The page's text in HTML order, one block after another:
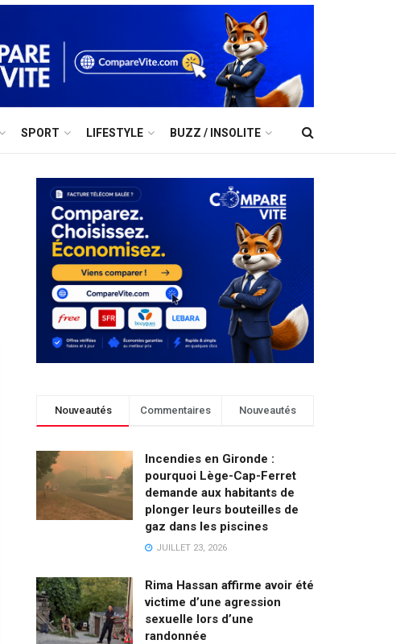
SPORT LIFESTYLE BUZZ / INSOLITE
Nouveautés Commentaires Nouveautés
Incendies en Gironde :
pourquoi Lège-Cap-Ferret
demande aux habitants de
plonger leurs bouteilles de
gaz dans les piscines
JUILLET 23, 2026
Rima Hassan affirme avoir été
victime d’une agression
sexuelle lors d’une
randonnée